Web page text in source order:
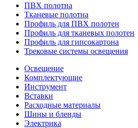
ПВХ полотна
Тканевые полотна
Профиль для ПВХ полотен
Профиль для тканевых полотен
Профиль для гипсокартона
Трековые системы освещения
Освещение
Комплектующие
Инструмент
Вставки
Расходные материалы
Шины и бленды
Электрика